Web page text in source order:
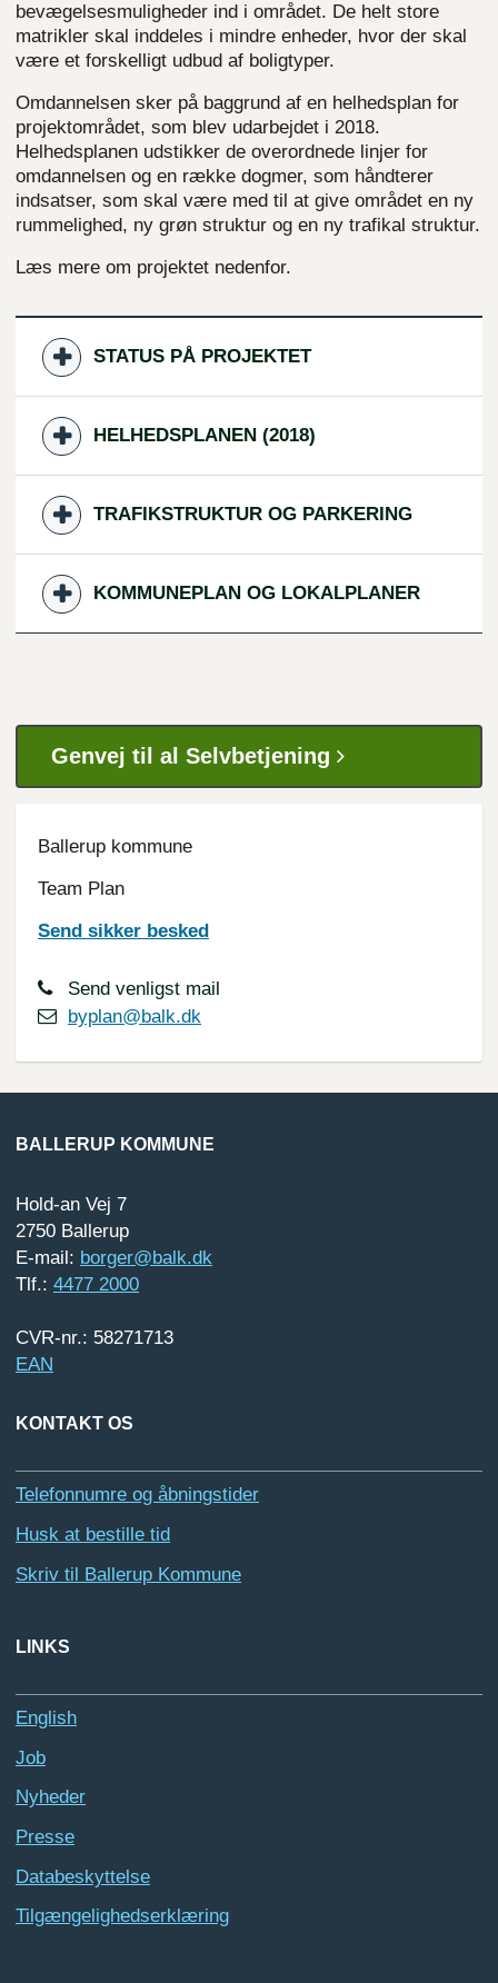
bevægelsesmuligheder ind i området. De helt store
matrikler skal inddeles i mindre enheder, hvor der skal
være et forskelligt udbud af boligtyper.
Omdannelsen sker på baggrund af en helhedsplan for
projektområdet, som blev udarbejdet i 2018.
Helhedsplanen udstikker de overordnede linjer for
omdannelsen og en række dogmer, som håndterer
indsatser, som skal være med til at give området en ny
rummelighed, ny grøn struktur og en ny trafikal struktur.
Læs mere om projektet nedenfor.
STATUS PÅ PROJEKTET
HELHEDSPLANEN (2018)
TRAFIKSTRUKTUR OG PARKERING
KOMMUNEPLAN OG LOKALPLANER
Genvej til al Selvbetjening
Ballerup kommune
Team Plan
Send sikker besked
Send venligst mail
byplan@balk.dk
BALLERUP KOMMUNE
Hold-an Vej 7
2750 Ballerup
E-mail: borger@balk.dk
Tlf.: 4477 2000
CVR-nr.: 58271713
EAN
KONTAKT OS
Telefonnumre og åbningstider
Husk at bestille tid
Skriv til Ballerup Kommune
LINKS
English
Job
Nyheder
Presse
Databeskyttelse
Tilgængelighedserklæring